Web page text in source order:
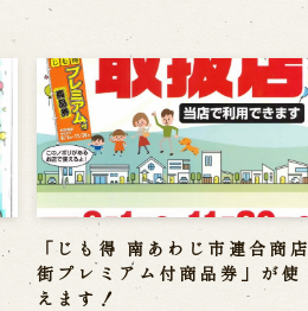
「じも得 南あわじ市連合商店
街プレミアム付商品券」が使
えます！